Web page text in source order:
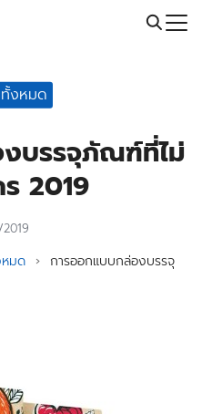
Call: 064-246-5614 | Line:
งหมด
บรรจุภัณฑ์ที่ไม่
ร 2019
มด › การออกแบบกล่องบรรจุ